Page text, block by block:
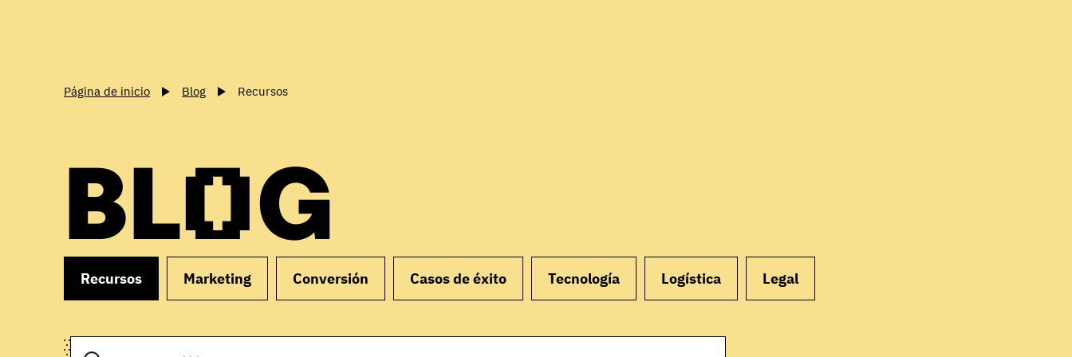
Página de inicio Blog Recursos
BLOG
Recursos Marketing Conversión Casos de éxito Tecnología Logística Legal